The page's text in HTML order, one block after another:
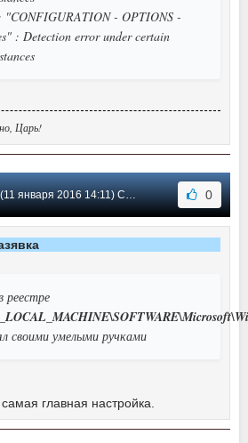
- OPTIONS -
: Detection error under certain
Царь!
января 2016 14:11) Сообщение #9 0
реестре
своими умелыми ручками
главная настройка.